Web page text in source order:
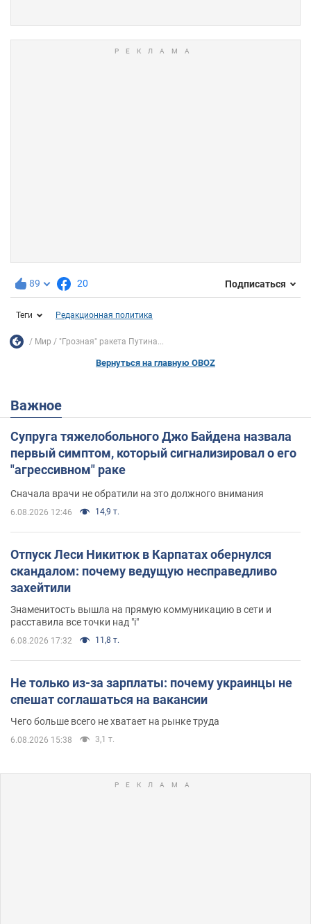
89 20 Подписаться
Теги Редакционная политика
Мир "Грозная" ракета Путина...
Вернуться на главную OBOZ
Важное
Супруга тяжелобольного Джо Байдена назвала
первый симптом, который сигнализировал о его
"агрессивном" раке
Сначала врачи не обратили на это должного внимания
6.08.2026 12:46 14,9 т.
Отпуск Леси Никитюк в Карпатах обернулся
скандалом: почему ведущую несправедливо
захейтили
Знаменитость вышла на прямую коммуникацию в сети и
расставила все точки над "i"
6.08.2026 17:32 11,8 т.
Не только из-за зарплаты: почему украинцы не
спешат соглашаться на вакансии
Чего больше всего не хватает на рынке труда
6.08.2026 15:38 3,1 т.